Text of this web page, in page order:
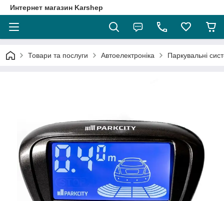
Интернет магазин Karshep
Товари та послуги Автоелектроніка Паркувальні